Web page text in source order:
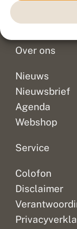
Doneer
Over ons
Nieuws
Nieuwsbrief
Agenda
Webshop
Service
Colofon
Disclaimer